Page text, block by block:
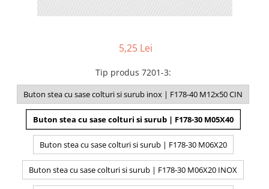
5,25 Lei
Tip produs 7201-3:
Buton stea cu sase colturi si surub inox | F178-40 M12x50 CIN
Buton stea cu sase colturi si surub | F178-30 M05X40
Buton stea cu sase colturi si surub | F178-30 M06X20
Buton stea cu sase colturi si surub | F178-30 M06X20 INOX